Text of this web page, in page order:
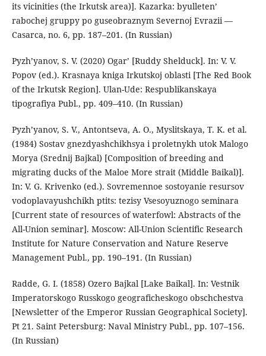
its vicinities (the Irkutsk area)]. Kazarka: byulleten’
rabochej gruppy po guseobraznym Severnoj Evrazii —
Casarca, no. 6, pp. 187–201. (In Russian)
Pyzh’yanov, S. V. (2020) Ogar’ [Ruddy Shelduck]. In: V. V.
Popov (ed.). Krasnaya kniga Irkutskoj oblasti [The Red Book
of the Irkutsk Region]. Ulan-Ude: Respublikanskaya
tipografiya Publ., pp. 409–410. (In Russian)
Pyzh’yanov, S. V., Antontseva, A. O., Myslitskaya, T. K. et al.
(1984) Sostav gnezdyashchikhsya i proletnykh utok Malogo
Morya (Srednij Bajkal) [Composition of breeding and
migrating ducks of the Maloe More strait (Middle Baikal)].
In: V. G. Krivenko (ed.). Sovremennoe sostoyanie resursov
vodoplavayushchikh ptits: tezisy Vsesoyuznogo seminara
[Current state of resources of waterfowl: Abstracts of the
All-Union seminar]. Moscow: All-Union Scientific Research
Institute for Nature Conservation and Nature Reserve
Management Publ., pp. 190–191. (In Russian)
Radde, G. I. (1858) Ozero Bajkal [Lake Baikal]. In: Vestnik
Imperatorskogo Russkogo geograficheskogo obschchestva
[Newsletter of the Emperor Russian Geographical Society].
Pt 21. Saint Petersburg: Naval Ministry Publ., pp. 107–156.
(In Russian)